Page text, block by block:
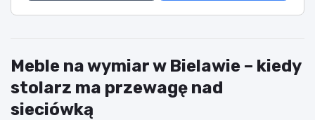
Meble na wymiar w Bielawie – kiedy
stolarz ma przewagę nad
sieciówką